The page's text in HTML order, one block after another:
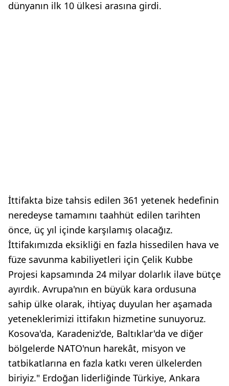
dünyanın ilk 10 ülkesi arasına girdi.
İttifakta bize tahsis edilen 361 yetenek hedefinin
neredeyse tamamını taahhüt edilen tarihten
önce, üç yıl içinde karşılamış olacağız.
İttifakımızda eksikliği en fazla hissedilen hava ve
füze savunma kabiliyetleri için Çelik Kubbe
Projesi kapsamında 24 milyar dolarlık ilave bütçe
ayırdık. Avrupa'nın en büyük kara ordusuna
sahip ülke olarak, ihtiyaç duyulan her aşamada
yeteneklerimizi ittifakın hizmetine sunuyoruz.
Kosova'da, Karadeniz'de, Baltıklar'da ve diğer
bölgelerde NATO'nun harekât, misyon ve
tatbikatlarına en fazla katkı veren ülkelerden
biriyiz." Erdoğan liderliğinde Türkiye, Ankara